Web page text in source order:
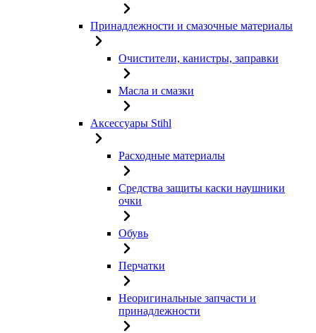
Принадлежности и смазочные материалы
Очистители, канистры, заправки
Масла и смазки
Аксессуары Stihl
Расходные материалы
Средства защиты каски наушники
очки
Обувь
Перчатки
Неоригинальные запчасти и
принадлежности